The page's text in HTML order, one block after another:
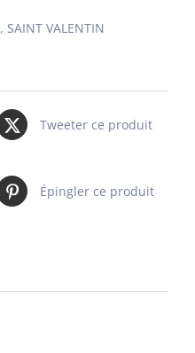
, SAINT VALENTIN
Tweeter ce produit
Épingler ce produit